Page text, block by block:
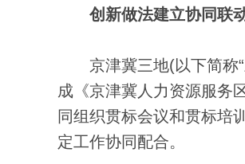
创新做法建立协同联
京津冀三地(以下简称“
成《京津冀人力资源服务
同组织贯标会议和贯标培
定工作协同配合。